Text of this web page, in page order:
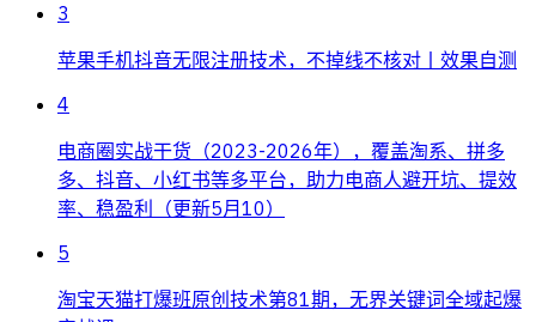
3
苹果手机抖音无限注册技术，不掉线不核对丨效果自测
4
电商圈实战干货（2023-2026年），覆盖淘系、拼多
多、抖音、小红书等多平台，助力电商人避开坑、提效
率、稳盈利（更新5月10）
5
淘宝天猫打爆班原创技术第81期，无界关键词全域起爆